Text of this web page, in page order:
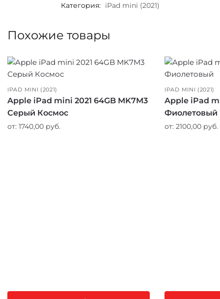
Категория: iPad mini (2021)
Похожие товары
IPAD MINI (2021)
Apple iPad mini 2021 64GB MK7M3
Серый Космос
от: 1740,00 руб.
IPAD MINI (2021)
Apple iPad
Фиолетовый
от: 2100,00 руб.